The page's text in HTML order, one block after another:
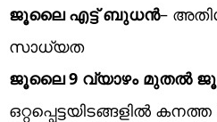
ജൂലൈ എട്ട് ബുധന്‍–
സാധ്യത
ജൂലൈ 9 വ്യാഴം മുതല്‍
ഒറ്റപ്പെട്ടയിടങ്ങളില്‍